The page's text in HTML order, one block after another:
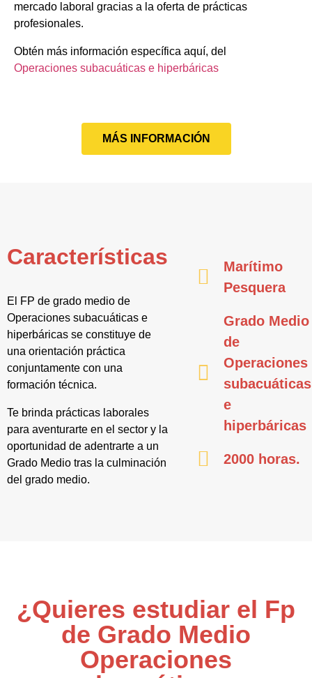
mercado laboral gracias a la oferta de prácticas
profesionales.
Obtén más información específica aquí, del
Operaciones subacuáticas e hiperbáricas
MÁS INFORMACIÓN
Características
El FP de grado medio de
Operaciones subacuáticas e
hiperbáricas se constituye de
una orientación práctica
conjuntamente con una
formación técnica.
Te brinda prácticas laborales
para aventurarte en el sector y la
oportunidad de adentrarte a un
Grado Medio tras la culminación
del grado medio.
Marítimo
Pesquera
Grado Medio
de
Operaciones
subacuáticas
e
hiperbáricas
2000 horas.
¿Quieres estudiar el Fp
de Grado Medio
Operaciones